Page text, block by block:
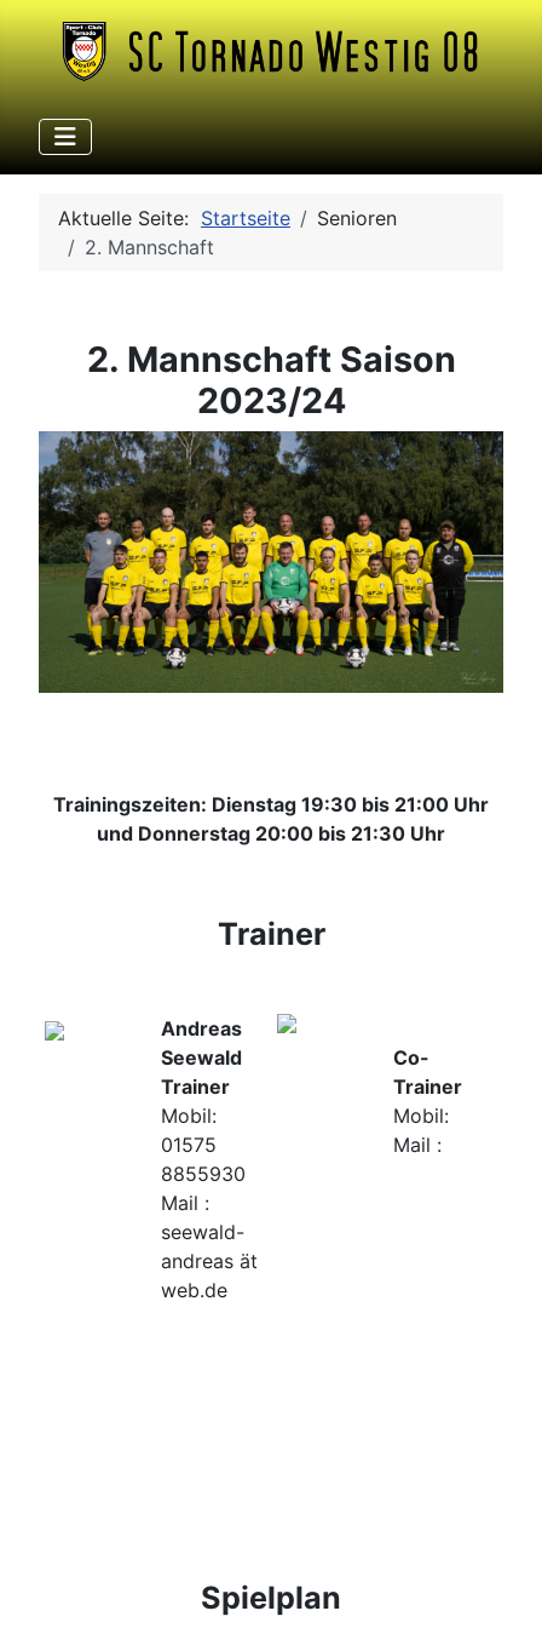
Aktuelle Seite: Startseite
Senioren
2. Mannschaft
2. Mannschaft Saison
2023/24
Trainingszeiten: Dienstag 19:30 bis 21:00 Uhr
und Donnerstag 20:00 bis 21:30 Uhr
Trainer
Andreas
Seewald
Trainer
Mobil:
01575
8855930
Mail :
seewald-
andreas ät
web.de
Co-
Trainer
Mobil:
Mail :
Spielplan